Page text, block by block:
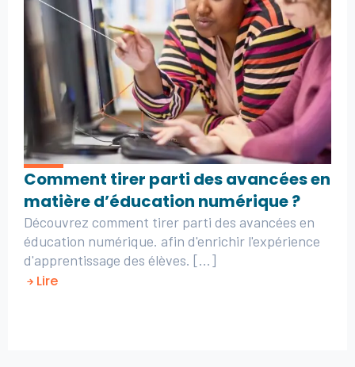
Comment tirer parti des avancées en
matière d’éducation numérique ?
Découvrez comment tirer parti des avancées en
éducation numérique. afin d'enrichir l'expérience
d'apprentissage des élèves. [...]
Lire